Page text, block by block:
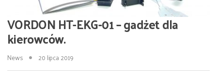
VORDON HT-EKG-01 – gadżet dla
kierowców.
News 20 lipca 2019